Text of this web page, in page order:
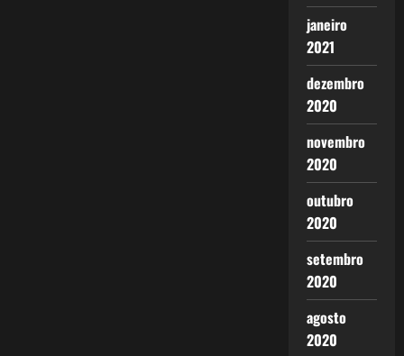
janeiro
2021
dezembro
2020
novembro
2020
outubro
2020
setembro
2020
agosto
2020